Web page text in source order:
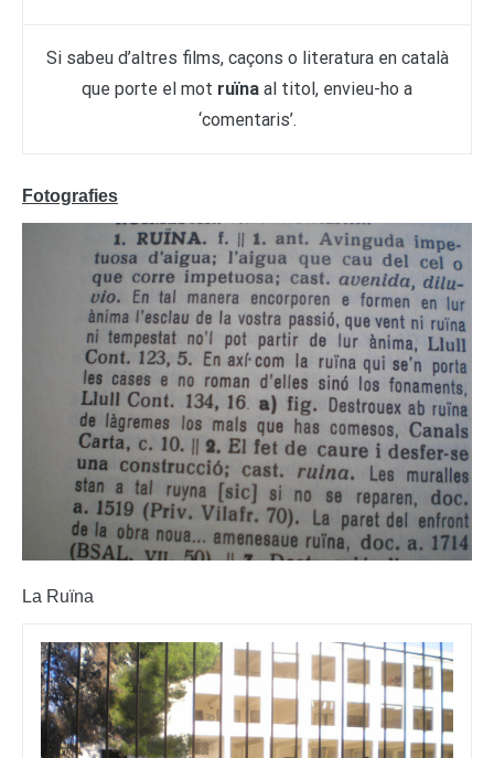
Si sabeu d’altres films, caçons o literatura en català
que porte el mot ruïna al titol, envieu-ho a
‘comentaris’.
Fotografies
La Ruïna